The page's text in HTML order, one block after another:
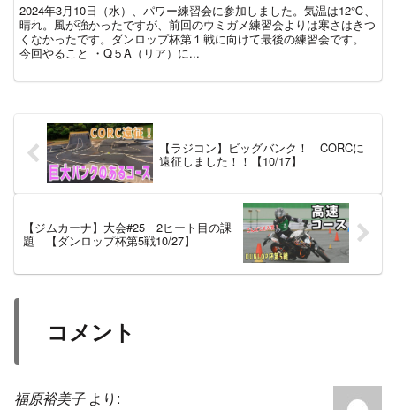
2024年3月10日（水）、パワー練習会に参加しました。気温は12℃、
晴れ。風が強かったですが、前回のウミガメ練習会よりは寒さはきつ
くなかったです。ダンロップ杯第１戦に向けて最後の練習会です。
今回やること ・Q５A（リア）に...
【ラジコン】ビッグバンク！ CORCに
遠征しました！！【10/17】
【ジムカーナ】大会#25 2ヒート目の課
題 【ダンロップ杯第5戦10/27】
コメント
福原裕美子 より: